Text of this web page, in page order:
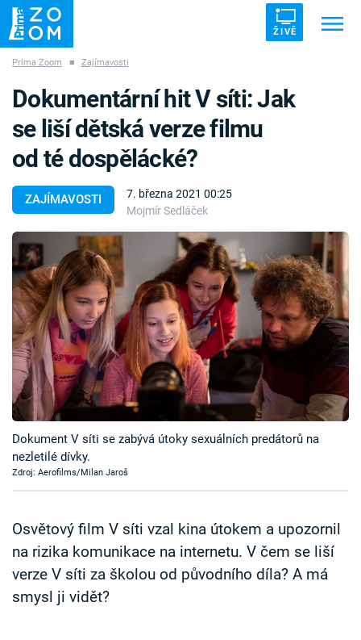
ŽIVĚ
ZÁHADY VETŘELCI DÁVNOVĚKU
Témata
Témata
Pořady
TV Program
Časopis
Sledujte prima+
Přihlášení
Sledujte nás
Prima Zoom ■ Zajímavosti
ZAJÍMAVOSTI
7. března 2021 00:25
Mojmír Sedláček
Dokumentární hit V síti: Jak
se liší dětská verze filmu
od té dospělácké?
Dokument V síti se zabývá útoky sexuálních predátorů na
nezletilé dívky.
Zdroj: Aerofilms/Milan Jaroš
Osvětový film V síti vzal kina útokem a upozornil
na rizika komunikace na internetu. V čem se liší
verze V síti za školou od původního díla? A má
smysl ji vidět?